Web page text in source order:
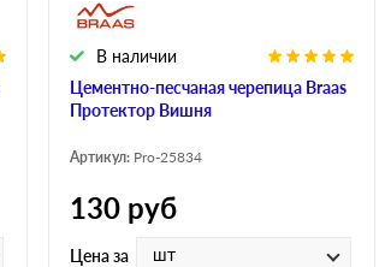
Цементно-песчаная черепица Braas
Протектор Вишня
В наличии
Артикул: Pro-25834
130 руб
Цена за шт